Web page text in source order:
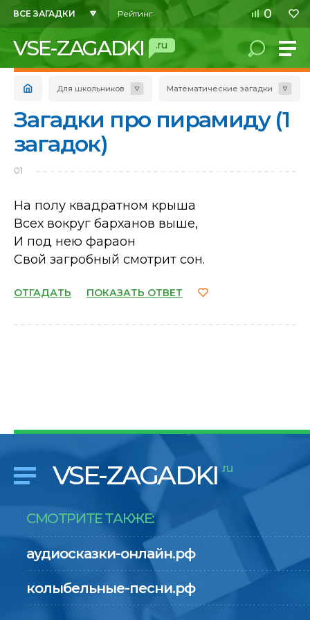
ВСЕ ЗАГАДКИ Рейтинг 0
VSE-ZAGADKI .ru
Для школьников Математические загадки
Загадки про пирамиду (1
загадок)
01
На полу квадратном крыша
Всех вокруг барханов выше,
И под нею фараон
Свой загробный смотрит сон.
ОТГАДАТЬ ПОКАЗАТЬ ОТВЕТ
VSE-ZAGADKI .ru
СМОТРИТЕ ТАКЖЕ:
аудиосказки-онлайн.рф
колыбельные-песни.рф